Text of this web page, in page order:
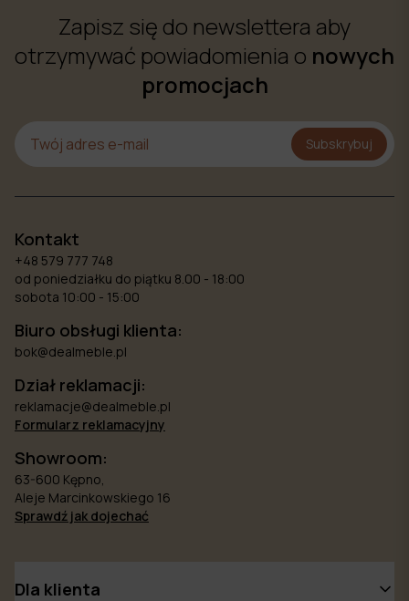
Zapisz się do newslettera aby
otrzymywać powiadomienia o nowych
promocjach
Subskrybuj
Kontakt
+48 579 777 748
od poniedziałku do piątku 8.00 - 18:00
sobota 10:00 - 15:00
Biuro obsługi klienta:
bok@dealmeble.pl
Dział reklamacji:
reklamacje@dealmeble.pl
Formularz reklamacyjny
Showroom:
63-600 Kępno,
Aleje Marcinkowskiego 16
Sprawdź jak dojechać
Dla klienta